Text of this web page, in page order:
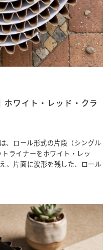
ホワイト・レッド・クラ
、ロール形式の片段（シングル
ライナーをホワイト・レッ
、片面に波形を残した、ロール